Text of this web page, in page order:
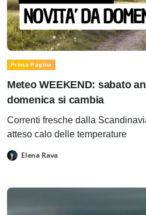
Prima Pagina
Meteo WEEKEND: sabato
domenica si cambia
Correnti fresche dalla
atteso calo delle temperature
Elena Rava